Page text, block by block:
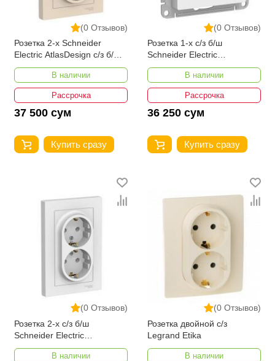
(0 Отзывов)
Розетка 2-х Schneider
Electric AtlasDesign с/з б/ш
бежевая ATN000224
В наличии
Рассрочка
37 500 сум
Купить сразу
(0 Отзывов)
Розетка 1-х с/з б/ш
Schneider Electric
AtlasDesign ATN000143
В наличии
Рассрочка
36 250 сум
Купить сразу
(0 Отзывов)
Розетка 2-х с/з б/ш
Schneider Electric
AtlasDesign ATN000124
В наличии
(0 Отзывов)
Розетка двойной с/з
Legrand Etika
В наличии